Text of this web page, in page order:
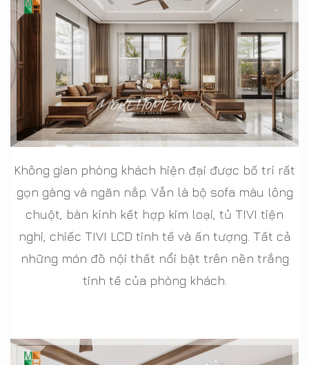
Không gian phòng khách hiện đại được bố trí rất
gọn gàng và ngăn nắp. Vẫn là bộ sofa màu lông
chuột, bàn kính kết hợp kim loại, tủ TIVI tiện
nghi, chiếc TIVI LCD tinh tế và ấn tượng. Tất cả
những món đồ nội thất nổi bật trên nền trắng
tinh tế của phòng khách.